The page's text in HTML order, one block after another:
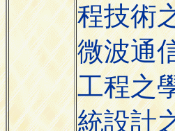
程技術
微波通
工程之
統設計